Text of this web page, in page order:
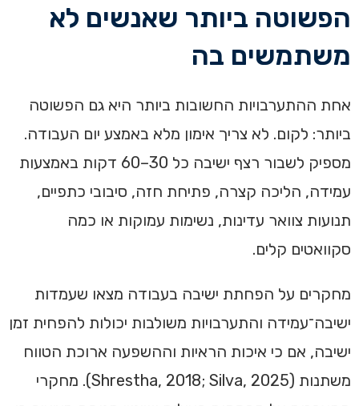
הפשוטה ביותר שאנשים לא
משתמשים בה
אחת ההתערבויות החשובות ביותר היא גם הפשוטה
ביותר: לקום. לא צריך אימון מלא באמצע יום העבודה.
מספיק לשבור רצף ישיבה כל 30–60 דקות באמצעות
עמידה, הליכה קצרה, פתיחת חזה, סיבובי כתפיים,
תנועות צוואר עדינות, נשימות עמוקות או כמה
סקוואטים קלים.
מחקרים על הפחתת ישיבה בעבודה מצאו שעמדות
ישיבה־עמידה והתערבויות משולבות יכולות להפחית זמן
ישיבה, אם כי איכות הראיות וההשפעה ארוכת הטווח
משתנות (Shrestha, 2018; Silva, 2025). מחקרי